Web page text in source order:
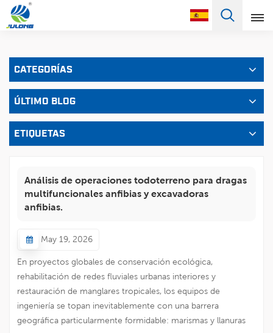
Español
Português
Deutsch
Italiano
Polski
CATEGORÍAS
ÚLTIMO BLOG
ETIQUETAS
Análisis de operaciones todoterreno para dragas
multifuncionales anfibias y excavadoras
anfibias.
May 19, 2026
En proyectos globales de conservación ecológica,
rehabilitación de redes fluviales urbanas interiores y
restauración de manglares tropicales, los equipos de
ingeniería se topan inevitablemente con una barrera
geográfica particularmente formidable: marismas y llanuras